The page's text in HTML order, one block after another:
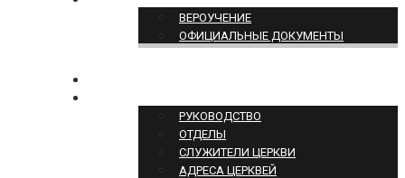
ВЕРОУЧЕНИЕ
ОФИЦИАЛЬНЫЕ ДОКУМЕНТЫ
РУКОВОДСТВО
ОТДЕЛЫ
СЛУЖИТЕЛИ ЦЕРКВИ
АДРЕСА ЦЕРКВЕЙ